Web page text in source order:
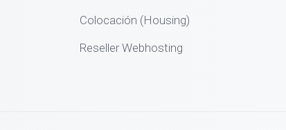
Colocación (Housing)
Reseller Webhosting